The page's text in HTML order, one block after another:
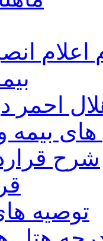
اعلام
احمر
بیمه
شرح
توصيه